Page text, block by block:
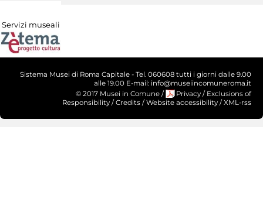
Servizi museali
Sistema Musei di Roma Capitale - Tel. 060608 tutti i giorni dalle 9.00
alle 19.00 E-mail: info@museiincomuneroma.it
© 2017 Musei in Comune / Privacy / Exclusions of
Responsibility / Credits / Website accessibility / XML-rss